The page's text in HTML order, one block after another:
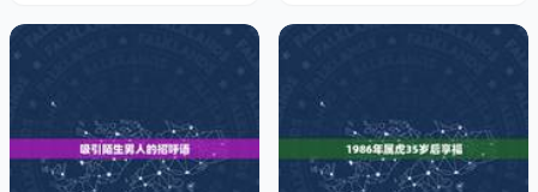
虽然很多人觉得改变运势是很难的事情，但是只要关注五行
磁场的改变，能够顺应五行磁场，改变运势就不是难事，